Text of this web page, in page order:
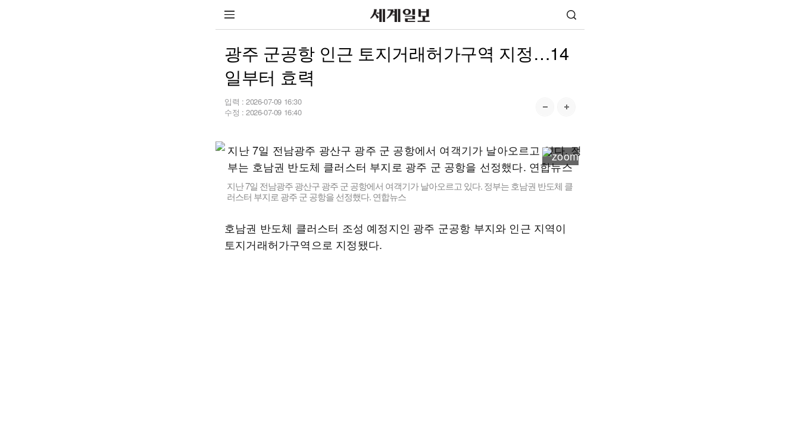
광주 군공항 인근 토지거래허가구역 지정…14
일부터 효력
입력 : 2026-07-09 16:30
수정 : 2026-07-09 16:40
지난 7일 전남광주 광산구 광주 군 공항에서 여객기가 날아오르고 있다. 정부는 호남권 반도체 클
러스터 부지로 광주 군 공항을 선정했다. 연합뉴스
호남권 반도체 클러스터 조성 예정지인 광주 군공항 부지와 인근 지역이
토지거래허가구역으로 지정됐다.